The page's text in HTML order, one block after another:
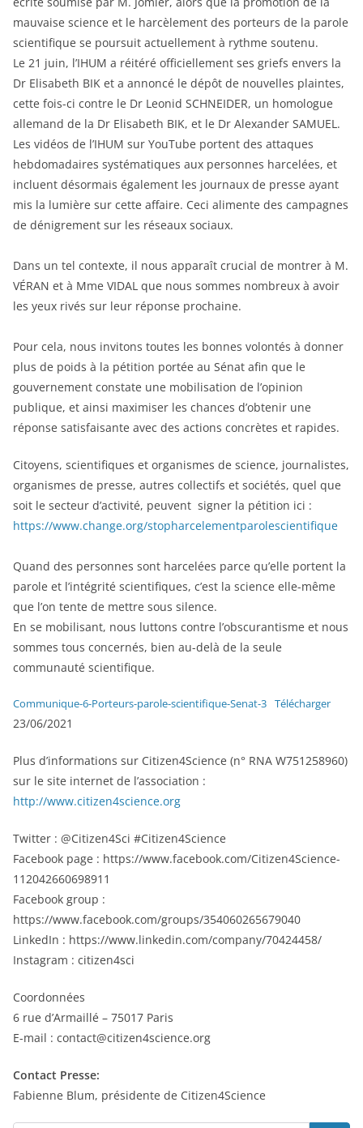
mauvaise science et le harcèlement des porteurs de la parole
scientifique se poursuit actuellement à rythme soutenu.
Le 21 juin, l’IHUM a réitéré officiellement ses griefs envers la
Dr Elisabeth BIK et a annoncé le dépôt de nouvelles plaintes,
cette fois-ci contre le Dr Leonid SCHNEIDER, un homologue
allemand de la Dr Elisabeth BIK, et le Dr Alexander SAMUEL.
Les vidéos de l’IHUM sur YouTube portent des attaques
hebdomadaires systématiques aux personnes harcelées, et
incluent désormais également les journaux de presse ayant
mis la lumière sur cette affaire. Ceci alimente des campagnes
de dénigrement sur les réseaux sociaux.
Dans un tel contexte, il nous apparaît crucial de montrer à M.
VÉRAN et à Mme VIDAL que nous sommes nombreux à avoir
les yeux rivés sur leur réponse prochaine.
Pour cela, nous invitons toutes les bonnes volontés à donner
plus de poids à la pétition portée au Sénat afin que le
gouvernement constate une mobilisation de l’opinion
publique, et ainsi maximiser les chances d’obtenir une
réponse satisfaisante avec des actions concrètes et rapides.
Citoyens, scientifiques et organismes de science, journalistes,
organismes de presse, autres collectifs et sociétés, quel que
soit le secteur d’activité, peuvent signer la pétition ici :
https://www.change.org/stopharcelementparolescientifique
Quand des personnes sont harcelées parce qu’elle portent la
parole et l’intégrité scientifiques, c’est la science elle-même
que l’on tente de mettre sous silence.
En se mobilisant, nous luttons contre l’obscurantisme et nous
sommes tous concernés, bien au-delà de la seule
communauté scientifique.
Communique-6-Porteurs-parole-scientifique-Senat-3 Télécharger
23/06/2021
Plus d’informations sur Citizen4Science (n° RNA W751258960)
sur le site internet de l’association :
http://www.citizen4science.org
Twitter : @Citizen4Sci #Citizen4Science
Facebook page : https://www.facebook.com/Citizen4Science-
112042660698911
Facebook group :
https://www.facebook.com/groups/354060265679040
LinkedIn : https://www.linkedin.com/company/70424458/
Instagram : citizen4sci
Coordonnées
6 rue d’Armaillé – 75017 Paris
E-mail : contact@citizen4science.org
Contact Presse:
Fabienne Blum, présidente de Citizen4Science